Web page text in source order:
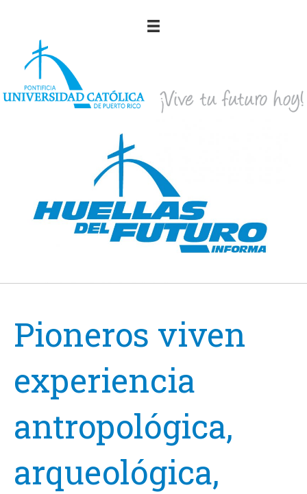
Pioneros viven
experiencia
antropológica,
arqueológica,